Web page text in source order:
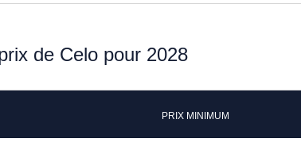
de Celo pour 2028
PRIX MINIMUM